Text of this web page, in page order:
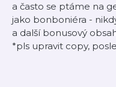
a často se ptáme na
jako bonboniéra -
a další bonusový
*pls upravit copy,